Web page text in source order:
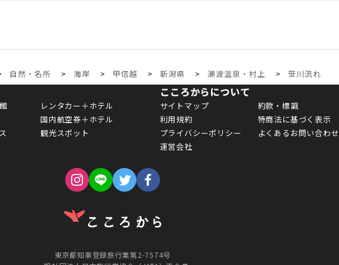
自然・名所 海岸 甲信越 新潟県 瀬波温泉・村上 笹川流れ
レンタカー＋ホテル
国内航空券＋ホテル
観光スポット
こころからについて
サイトマップ
約款・標識
利用規約
特商法に基づく表示
プライバシーポリシー
よくあるお問い合わせ
運営会社
東京都知事登録旅行業第2-7574号